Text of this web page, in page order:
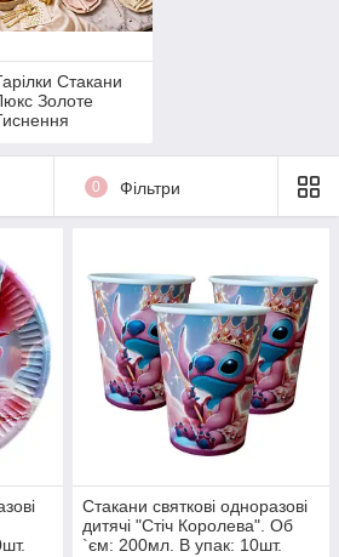
Стакани
Золоте
0 Фільтри
Стакани святкові одноразові
дитячі "Стiч Королева". Об
`єм: 200мл. В упак: 10шт.